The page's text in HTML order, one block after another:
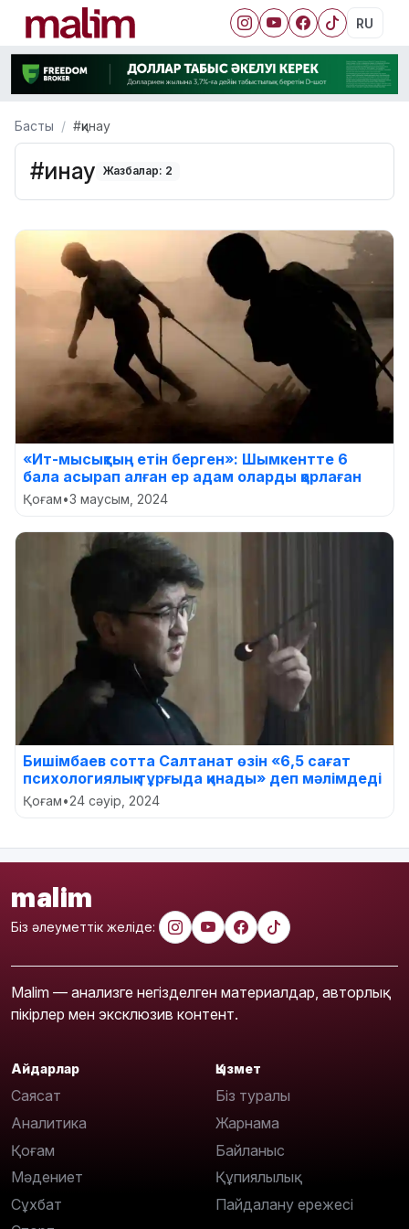
RU
Басты #қинау
#қинау Жазбалар: 2
«Ит-мысықтың етін берген»: Шымкентте 6
бала асырап алған ер адам оларды қорлаған
Қоғам•3 маусым, 2024
Бишімбаев сотта Салтанат өзін «6,5 сағат
психологиялық тұрғыда қинады» деп мәлімдеді
Қоғам•24 сәуір, 2024
malim
Біз әлеуметтік желіде:
Malim — анализге негізделген материалдар, авторлық
пікірлер мен эксклюзив контент.
Айдарлар
Саясат
Аналитика
Қоғам
Мәдениет
Сұхбат
Қызмет
Біз туралы
Жарнама
Байланыс
Құпиялылық
Пайдалану ережесі